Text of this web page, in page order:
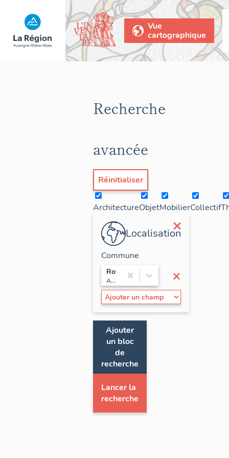
Vue
cartographique
Recherche
avancée
Réinitialiser
ArchitectureObjetMobilierCollectif
×
Localisation
×
Commune
Royat
Auvergne / Puy-de-Dôme
Ajouter
un bloc
de
recherche
Lancer la
recherche